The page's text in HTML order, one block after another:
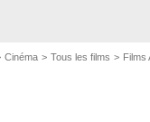
Cinéma Tous les films Films